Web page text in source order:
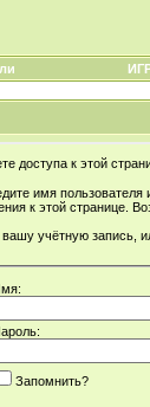
к этой
имя пользователя
к этой странице.
учётную запись,
Запомнить?